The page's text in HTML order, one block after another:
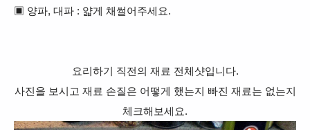
▣ 양파, 대파 : 얇게 채썰어주세요.
요리하기 직전의 재료 전체샷입니다.
사진을 보시고 재료 손질은 어떻게 했는지 빠진 재료는 없는지
체크해보세요.